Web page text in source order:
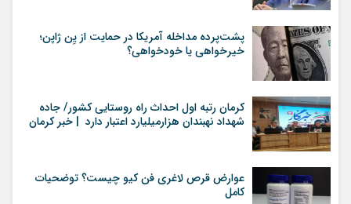
پشت‌پرده مداخله آمریکا در حمایت از یِن ژاپن؛
خیرخواهی یا خودخواهی؟
کرمان رتبه اول احداث راه روستایی کشور/ جاده
شهداد نهبندان هزارمیلیارد اعتبار دارد | خبر کرمان
عوارض قرص لاغری فن کیو چیست؟ توضحیات
کامل